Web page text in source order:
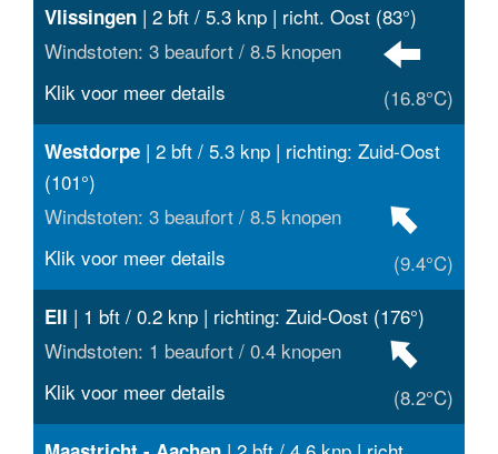
Vlissingen | 2 bft / 5.3 knp | richt. Oost (83°)
Windstoten: 3 beaufort / 8.5 knopen
(16.8°C)
Klik voor meer details
Westdorpe | 2 bft / 5.3 knp | richting: Zuid-Oost
(101°)
Windstoten: 3 beaufort / 8.5 knopen
(9.4°C)
Klik voor meer details
Ell | 1 bft / 0.2 knp | richting: Zuid-Oost (176°)
Windstoten: 1 beaufort / 0.4 knopen
(8.2°C)
Klik voor meer details